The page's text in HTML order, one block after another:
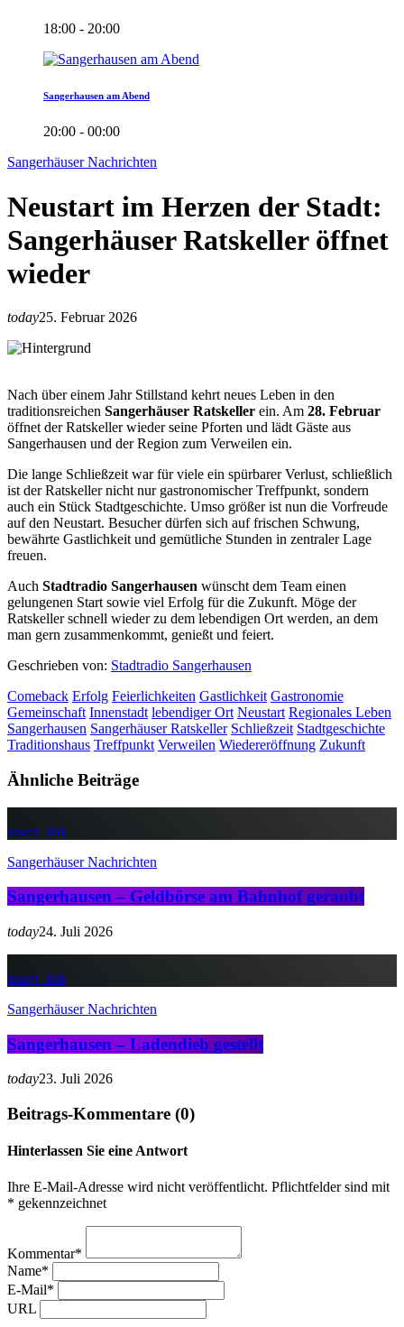
18:00 - 20:00
Sangerhausen am Abend
20:00 - 00:00
Sangerhäuser Nachrichten
Neustart im Herzen der Stadt:
Sangerhäuser Ratskeller öffnet
wieder
today25. Februar 2026
Nach über einem Jahr Stillstand kehrt neues Leben in den
traditionsreichen Sangerhäuser Ratskeller ein. Am 28. Februar
öffnet der Ratskeller wieder seine Pforten und lädt Gäste aus
Sangerhausen und der Region zum Verweilen ein.
Die lange Schließzeit war für viele ein spürbarer Verlust, schließlich
ist der Ratskeller nicht nur gastronomischer Treffpunkt, sondern
auch ein Stück Stadtgeschichte. Umso größer ist nun die Vorfreude
auf den Neustart. Besucher dürfen sich auf frischen Schwung,
bewährte Gastlichkeit und gemütliche Stunden in zentraler Lage
freuen.
Auch Stadtradio Sangerhausen wünscht dem Team einen
gelungenen Start sowie viel Erfolg für die Zukunft. Möge der
Ratskeller schnell wieder zu dem lebendigen Ort werden, an dem
man gern zusammenkommt, genießt und feiert.
Geschrieben von: Stadtradio Sangerhausen
Comeback Erfolg Feierlichkeiten Gastlichkeit Gastronomie
Gemeinschaft Innenstadt lebendiger Ort Neustart Regionales Leben
Sangerhausen Sangerhäuser Ratskeller Schließzeit Stadtgeschichte
Traditionshaus Treffpunkt Verweilen Wiedereröffnung Zukunft
Ähnliche Beiträge
insert_link
Sangerhäuser Nachrichten
Sangerhausen – Geldbörse am Bahnhof geraubt
today24. Juli 2026
insert_link
Sangerhäuser Nachrichten
Sangerhausen – Ladendieb gestellt
today23. Juli 2026
Beitrags-Kommentare (0)
Hinterlassen Sie eine Antwort
Ihre E-Mail-Adresse wird nicht veröffentlicht. Pflichtfelder sind mit
* gekennzeichnet
Kommentar*
Name*
E-Mail*
URL